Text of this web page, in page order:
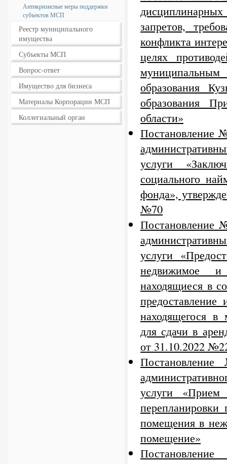
Антикризисные меры поддержки
субъектов МСП
Реестр муниципального
имущества
Субъекты МСП
Вопрос-ответ
Имущество для бизнеса
Материалы Корпорации МСП
Коллегиальный орган
запретов,
конфликта
целях
образования
образования
области»
Постановление
услуги
социального
фонда»,
№70
Постановление
услуги
недвижимое
находящиеся в
находящегося в
для сдачи в
от 31.10.2022
услуги «Прием
помещения в
помещение»